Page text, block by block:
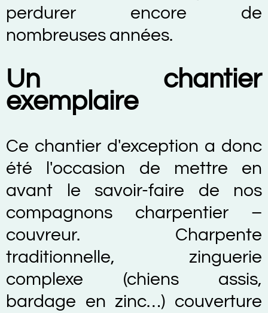
perdurer encore de
nombreuses années.
Un chantier
exemplaire
Ce chantier d'exception a donc
été l'occasion de mettre en
avant le savoir-faire de nos
compagnons charpentier –
couvreur. Charpente
traditionnelle, zinguerie
complexe (chiens assis,
bardage en zinc…) couverture